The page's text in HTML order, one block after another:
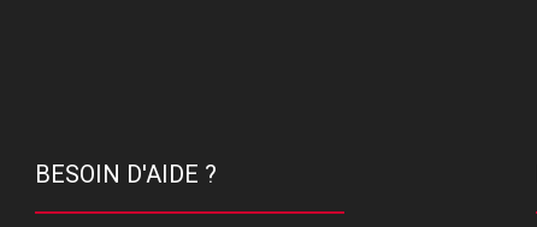
BESOIN D'AIDE ?